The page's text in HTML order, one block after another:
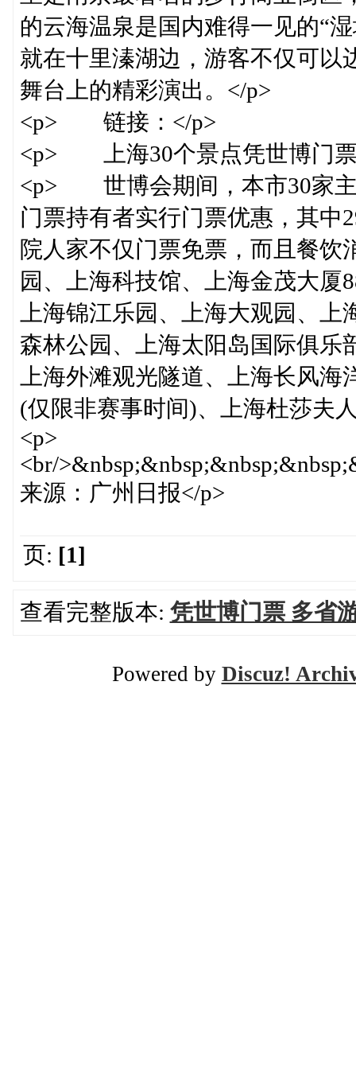
的云海温泉是国内难得一见的“
就在十里溱湖边，游客不仅可以
舞台上的精彩演出。</p>
<p> 链接：</p>
<p> 上海30个景点凭世博门票
<p> 世博会期间，本市30家主
门票持有者实行门票优惠，其中
院人家不仅门票免票，而且餐饮
园、上海科技馆、上海金茂大厦
上海锦江乐园、上海大观园、
森林公园、上海太阳岛国际俱乐
上海外滩观光隧道、上海长风
(仅限非赛事时间)、上海杜莎夫
<p>
<br/
来源：广州日报</p>
页: [1]
查看完整版本: 凭世博门票 多省
Powered by Discuz!